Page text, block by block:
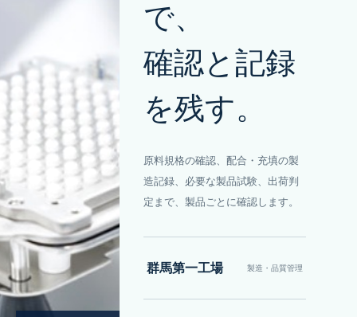
で、
確認と記録
を残す。
原料規格の確認、配合・充填の製
造記録、必要な製品試験、出荷判
定まで、製品ごとに確認します。
群馬第一工場 製造・品質管理